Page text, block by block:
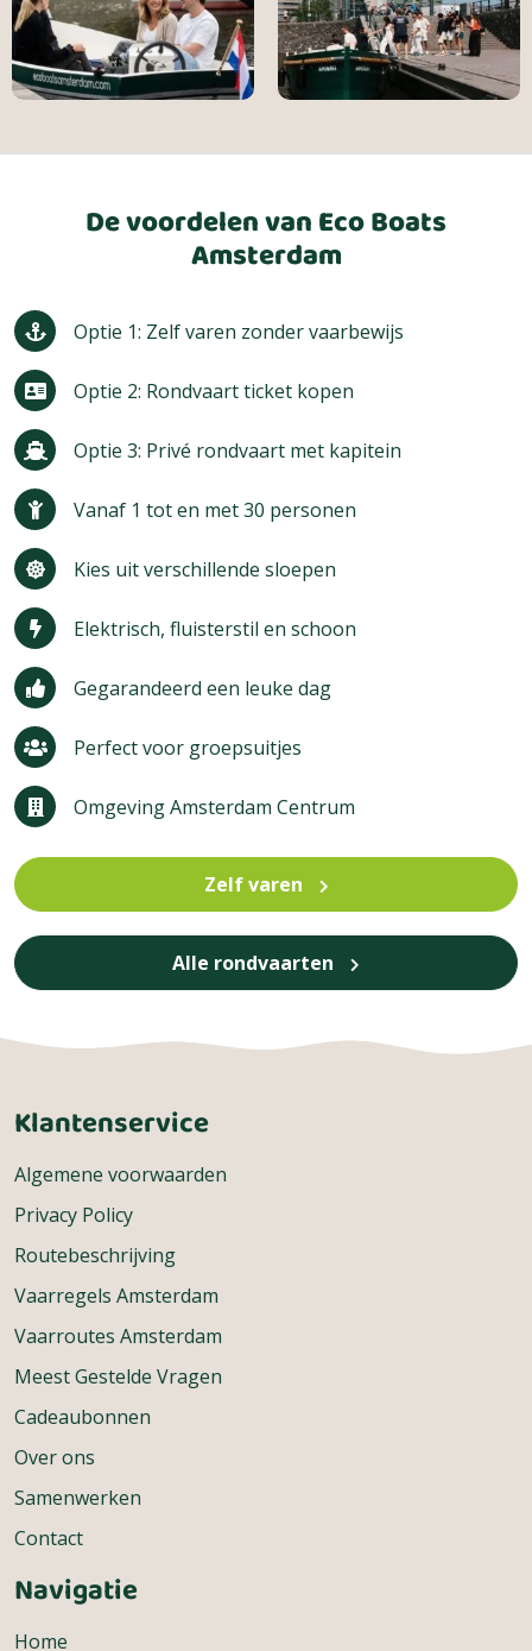
De voordelen van Eco Boats
Amsterdam
Optie 1: Zelf varen zonder vaarbewijs
Optie 2: Rondvaart ticket kopen
Optie 3: Privé rondvaart met kapitein
Vanaf 1 tot en met 30 personen
Kies uit verschillende sloepen
Elektrisch, fluisterstil en schoon
Gegarandeerd een leuke dag
Perfect voor groepsuitjes
Omgeving Amsterdam Centrum
Zelf varen
Alle rondvaarten
Klantenservice
Algemene voorwaarden
Privacy Policy
Routebeschrijving
Vaarregels Amsterdam
Vaarroutes Amsterdam
Meest Gestelde Vragen
Cadeaubonnen
Over ons
Samenwerken
Contact
Navigatie
Home